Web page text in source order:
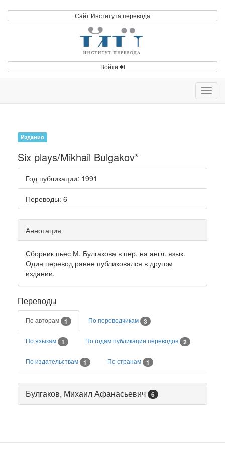
Сайт Института перевода
Войти
Издания
Six plays/Mikhail Bulgakov*
Год публикации: 1991
Переводы: 6
Аннотация
Сборник пьес М. Булгакова в пер. на англ. язык.
Один перевод ранее публиковался в другом
издании.
Переводы
По авторам 1 По переводчикам 3
По языкам 1 По годам публикации переводов 2
По издательствам 1 По странам 1
Булгаков, Михаил Афанасьевич 6